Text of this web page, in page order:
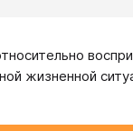
жизненной